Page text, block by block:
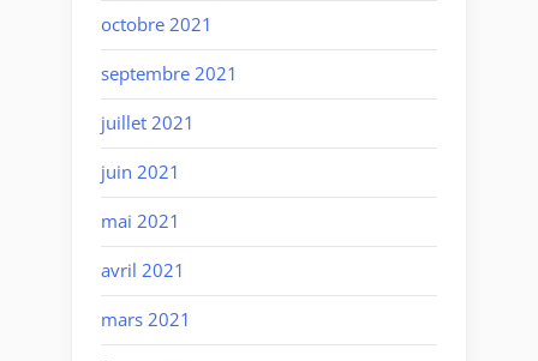
octobre 2021
septembre 2021
juillet 2021
juin 2021
mai 2021
avril 2021
mars 2021